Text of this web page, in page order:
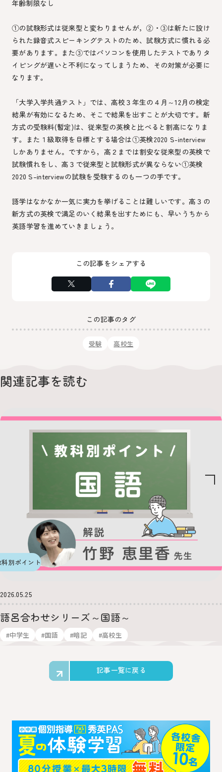
年齢制限なし
①の試験形式は従来型と変わりませんが，②・③は新たに設け
られた録音式スピーキングテストのため、試験方式に慣れる必
要があります。また③ではパソコンを使用したテストでありタ
イピングが遅いと不利になってしまうため、その対策が必要に
なります。
「大学入学共通テスト」では、高校３年生の４月～12月の検定
結果が有効になるため、そこで結果を出すことが大切です。新
方式の受験料(暫定)は、従来型の英検と比べると割高になりま
す。また１級取得を目標とする場合は①英検2020 S-interview
しかありません。ですから，高２までは割安な従来型の英検で
試験慣れをし、高３で従来型と試験形式が異ならない①英検
2020 S–interviewの試験を受験するのも一つの手です。
語学はなかなか一気に実力を挙げることは難しいです。高３の
新方式の英検で満足のいく結果を出すためにも、早いうちから
英語学習を進めていきましょう。
この記事をシェアする
この記事のタグ
受験 高校生
関連記事を読む
科別ポイント
2026.05.25
語呂合わせシリーズ～国語～
#中学生 #国語 #暗記 #高校生
記事一覧に戻る